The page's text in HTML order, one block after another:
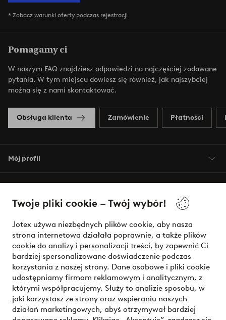
Twoje pliki cookie – Twój wybór!
Jotex używa niezbędnych plików cookie, aby nasza
strona internetowa działała poprawnie, a także plików
cookie do analizy i personalizacji treści, by zapewnić Ci
bardziej spersonalizowane doświadczenie podczas
korzystania z naszej strony. Dane osobowe i pliki cookie
udostępniamy firmom reklamowym i analitycznym, z
którymi współpracujemy. Służy to analizie sposobu, w
jaki korzystasz ze strony oraz wspieraniu naszych
działań marketingowych, abyś otrzymywał bardziej
* Zobacz warunki oferty podczas rejestracji
Pomagamy ci
W naszym FAQ znajdziesz odpowiedzi na najczęściej zadawane
pytania. W tym miejscu dowiesz się również, jak najszybciej
można się z nami skontaktować.
Obsługa klienta Zamówienie Płatności
Mój profil
Warunki
Bezpieczne płatności - zapłać teraz lub podziel się
Chcesz dowiedzieć się więcej o naszych opcjach płatności